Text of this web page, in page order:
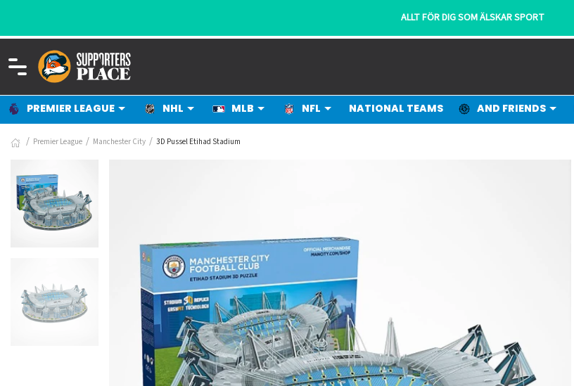
ALLT FÖR DIG SOM ÄLSKAR SPORT
PREMIER LEAGUE NHL MLB NFL NATIONAL TEAMS AND FRIENDS
Premier League Manchester City 3D Pussel Etihad Stadium